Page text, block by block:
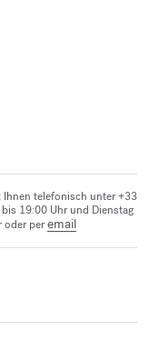
Ihnen telefonisch unter +33
19:00 Uhr und Dienstag
oder peremail